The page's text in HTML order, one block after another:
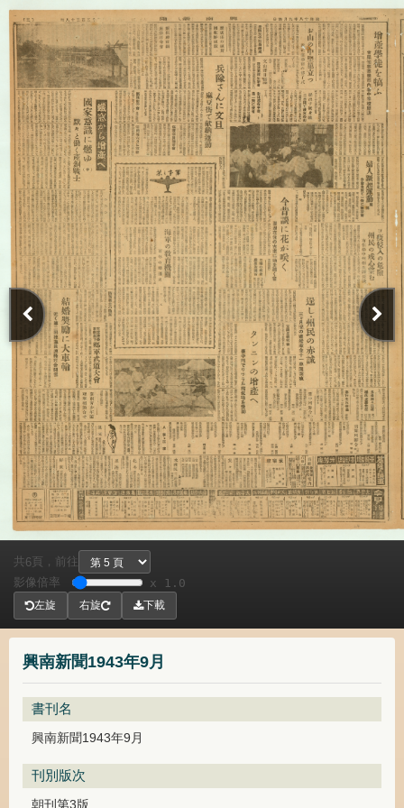
興南新聞1943年9月
書刊名
興南新聞1943年9月
刊別版次
朝刊第3版
共 6頁， 前往
影像倍率
x 1.0
左旋 右旋 下載